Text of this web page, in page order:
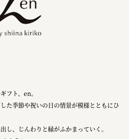
フト、en。
た季節や祝いの日の情景が模様とともにひ
し、じんわりと縁がふかまっていく。